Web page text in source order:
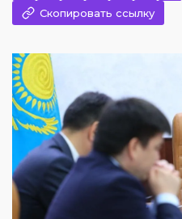
Скопировать ссылку